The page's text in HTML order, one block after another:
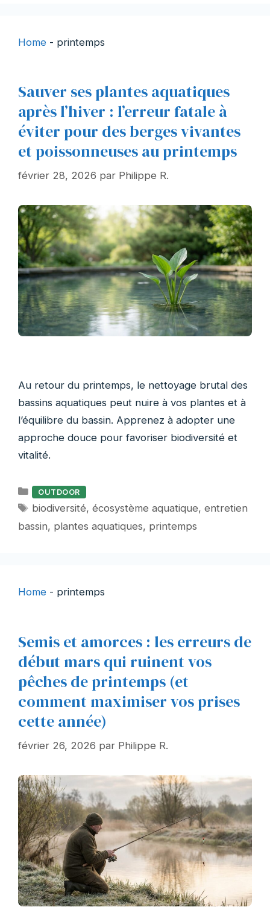
Home - printemps
Sauver ses plantes aquatiques
après l’hiver : l’erreur fatale à
éviter pour des berges vivantes
et poissonneuses au printemps
février 28, 2026 par Philippe R.
Au retour du printemps, le nettoyage brutal des
bassins aquatiques peut nuire à vos plantes et à
l’équilibre du bassin. Apprenez à adopter une
approche douce pour favoriser biodiversité et
vitalité.
Catégories
OUTDOOR
Étiquettes
biodiversité,écosystème aquatique,entretien
bassin, plantes aquatiques, printemps
Home - printemps
Semis et amorces : les erreurs de
début mars qui ruinent vos
pêches de printemps (et
comment maximiser vos prises
cette année)
février 26, 2026 par Philippe R.